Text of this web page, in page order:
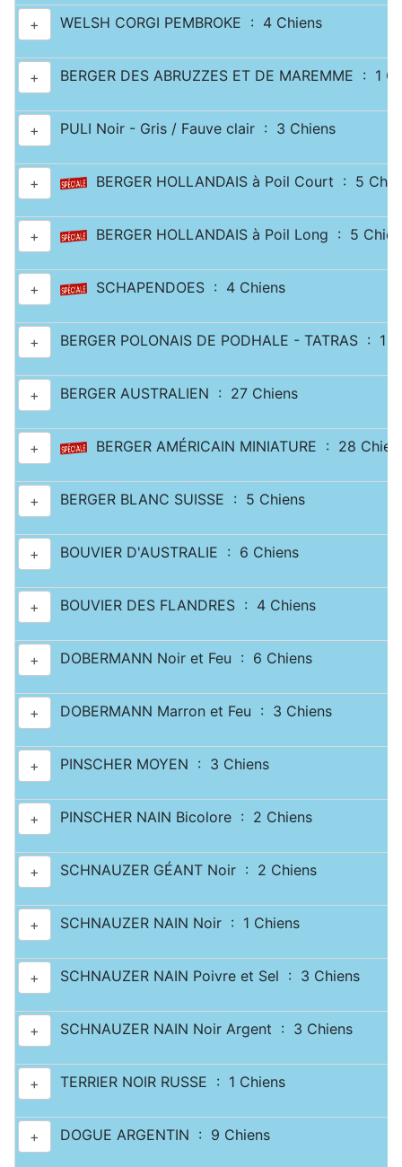
+ WELSH CORGI PEMBROKE : 4 Chiens
+ BERGER DES ABRUZZES ET DE MAREMME : 1
+ PULI Noir - Gris / Fauve clair : 3 Chiens
+ BERGER HOLLANDAIS à Poil Court : 5
+ BERGER HOLLANDAIS à Poil Long : 5
+ SCHAPENDOES : 4 Chiens
+ BERGER POLONAIS DE PODHALE - TATRAS : 1
+ BERGER AUSTRALIEN : 27 Chiens
+ BERGER AMÉRICAIN MINIATURE : 28
+ BERGER BLANC SUISSE : 5 Chiens
+ BOUVIER D'AUSTRALIE : 6 Chiens
+ BOUVIER DES FLANDRES : 4 Chiens
+ DOBERMANN Noir et Feu : 6 Chiens
+ DOBERMANN Marron et Feu : 3 Chiens
+ PINSCHER MOYEN : 3 Chiens
+ PINSCHER NAIN Bicolore : 2 Chiens
+ SCHNAUZER GÉANT Noir : 2 Chiens
+ SCHNAUZER NAIN Noir : 1 Chiens
+ SCHNAUZER NAIN Poivre et Sel : 3 Chiens
+ SCHNAUZER NAIN Noir Argent : 3 Chiens
+ TERRIER NOIR RUSSE : 1 Chiens
+ DOGUE ARGENTIN : 9 Chiens